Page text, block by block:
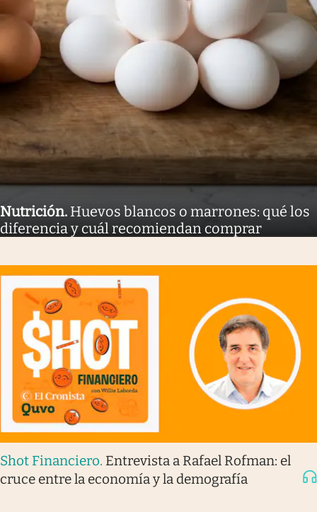
Nutrición. Huevos blancos o marrones: qué los
diferencia y cuál recomiendan comprar
Shot Financiero. Entrevista a Rafael Rofman: el
cruce entre la economía y la demografía